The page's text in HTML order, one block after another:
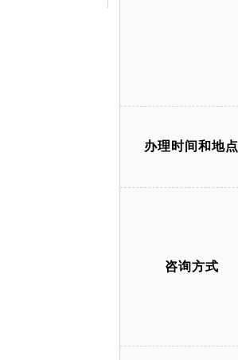
办理时间和地点
咨询方式